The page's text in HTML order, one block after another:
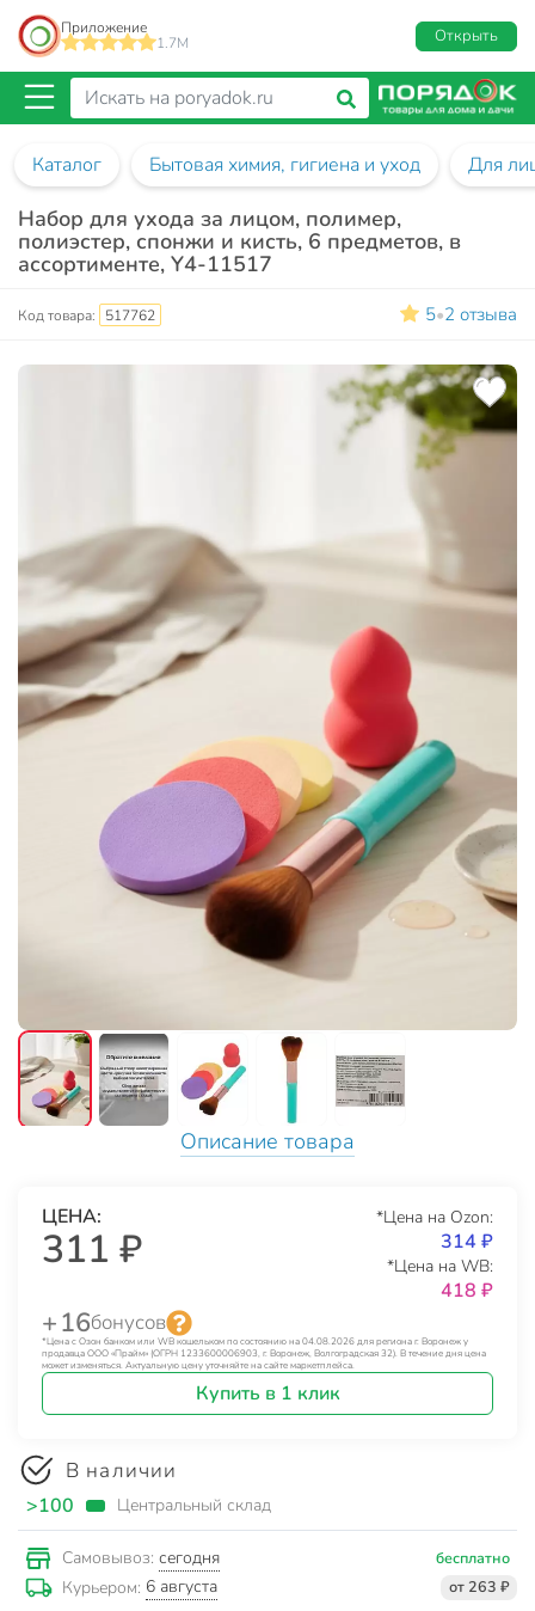
Приложение
1.7M
Открыть
Каталог Бытовая химия, гигиена и уход Для
Набор для ухода за лицом, полимер,
полиэстер, спонжи и кисть, 6 предметов, в
ассортименте, Y4-11517
Код товара: 517762 5•2 отзыва
Описание товара
ЦЕНА:
311 ₽
*Цена на Ozon:
314 ₽
*Цена на WB:
418 ₽
+ 16бонусов
*Цена с Озон банком или WB кошельком по состоянию на 04.08.2026 для региона г. Воронеж у
продавца ООО «Прайм» (ОГРН 1233600006903, г. Воронеж, Волгоградская 32). В течение дня цена
может изменяться. Актуальную цену уточняйте на сайте маркетплейса.
Купить в 1 клик
В наличии
>100 Центральный склад
Самовывоз: сегодня бесплатно
Курьером: 6 августа от 263 ₽